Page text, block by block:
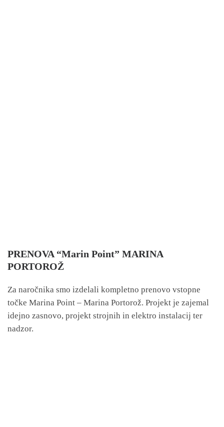
PRENOVA “Marin Point” MARINA
PORTOROŽ
Za naročnika smo izdelali kompletno prenovo vstopne
točke Marina Point – Marina Portorož. Projekt je zajemal
idejno zasnovo, projekt strojnih in elektro instalacij ter
nadzor.